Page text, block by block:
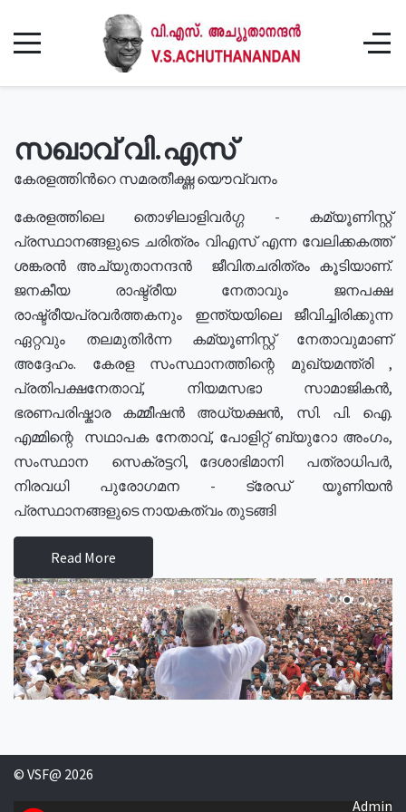
സഖാവ് വി.എസ്
കേരളത്തിൻറെ സമരതീക്ഷ്ണ യൌവ്വനം
കേരളത്തിലെ തൊഴിലാളിവർഗ്ഗ - കമ്യൂണിസ്റ്റ്
പ്രസ്ഥാനങ്ങളുടെ ചരിത്രം വിഎസ് എന്ന വേലിക്കകത്ത്
ശങ്കരൻ അച്യുതാനന്ദൻ ജീവിതചരിത്രം കൂടിയാണ്.
ജനകീയ രാഷ്ട്രീയ നേതാവും ജനപക്ഷ
രാഷ്ട്രീയപ്രവർത്തകനും ഇന്ത്യയിലെ ജീവിച്ചിരിക്കുന്ന
ഏറ്റവും തലമുതിർന്ന കമ്യൂണിസ്റ്റ് നേതാവുമാണ്
അദ്ദേഹം. കേരള സംസ്ഥാനത്തിന്റെ മുഖ്യമന്ത്രി ,
പ്രതിപക്ഷനേതാവ്, നിയമസഭാ സാമാജികൻ,
ഭരണപരിഷ്കാര കമ്മീഷൻ അധ്യക്ഷൻ, സി. പി. ഐ.
എമ്മിന്റെ സഥാപക നേതാവ്, പോളിറ്റ് ബ്യുറോ അംഗം,
സംസ്ഥാന സെക്രട്ടറി, ദേശാഭിമാനി പത്രാധിപർ,
നിരവധി പുരോഗമന - ട്രേഡ് യൂണിയൻ
പ്രസ്ഥാനങ്ങളുടെ നായകത്വം തുടങ്ങി
Read More
© VSF@ 2026
Admin